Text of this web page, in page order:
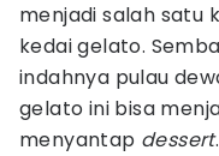
menjadi salah satu
kedai gelato.
indahnya pulau
gelato ini bisa
menyantap dessert.